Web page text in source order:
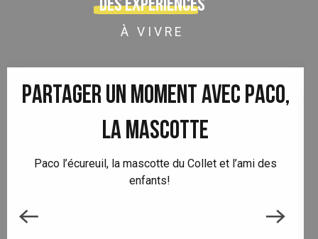
Des expériences
À VIVRE
PARTAGER UN MOMENT AVEC PACO,
LA MASCOTTE
Paco l’écureuil, la mascotte du Collet et l’ami des
enfants!